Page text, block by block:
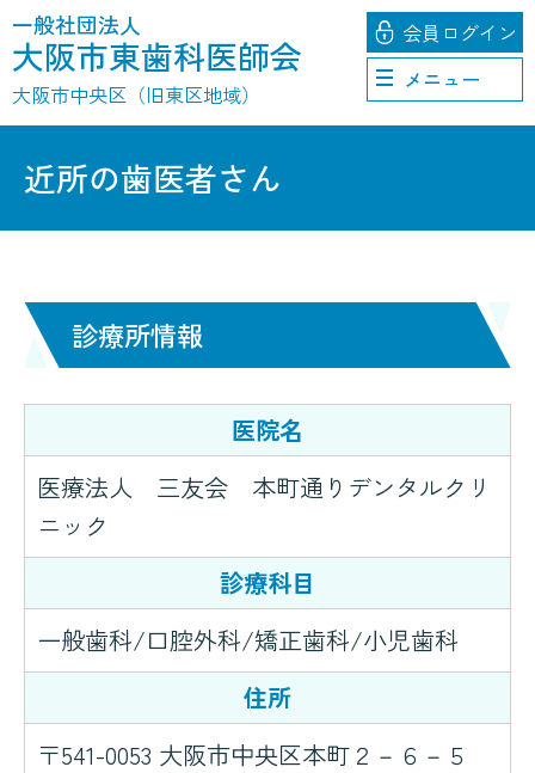
一般社団法人
大阪市東歯科医師会
大阪市中央区（旧東区地域）
会員 ログイン
メニュー
近所の歯医者さん
診療所情報
医院名
医療法人 三友会 本町通りデンタルクリ
ニック
診療科目
一般歯科/口腔外科/矯正歯科/小児歯科
住所
〒541-0053 大阪市中央区本町２－６－５